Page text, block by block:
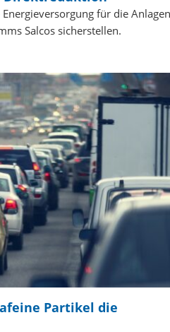
für die Anlagen
Salcos sicherstellen.
Partikel die